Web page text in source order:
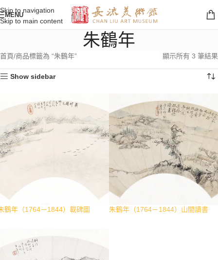
Skip to navigation
Skip to main content
MENU
朱鶴年
首頁 商品標籤為 “朱鶴年” 顯示所有 3 筆結果
Show sidebar
鶴年（1764－1844）載碑圖 朱鶴年（1764－1844）山間讀書